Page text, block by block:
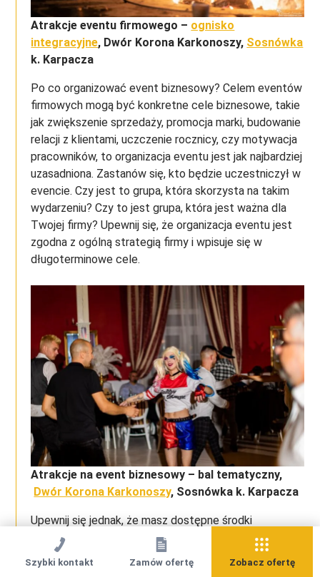
Atrakcje eventu firmowego – ognisko
integracyjne, Dwór Korona Karkonoszy, Sosnówka
k. Karpacza
Po co organizować event biznesowy? Celem eventów
firmowych mogą być konkretne cele biznesowe, takie
jak zwiększenie sprzedaży, promocja marki, budowanie
relacji z klientami, uczczenie rocznicy, czy motywacja
pracowników, to organizacja eventu jest jak najbardziej
uzasadniona. Zastanów się, kto będzie uczestniczył w
evencie. Czy jest to grupa, która skorzysta na takim
wydarzeniu? Czy to jest grupa, która jest ważna dla
Twojej firmy? Upewnij się, że organizacja eventu jest
zgodna z ogólną strategią firmy i wpisuje się w
długoterminowe cele.
Atrakcje na event biznesowy – bal tematyczny,
Dwór Korona Karkonoszy, Sosnówka k. Karpacza
Upewnij się jednak, że masz dostępne środki
finansowe na zorganizowanie eventu.
Imprezy firmowe
mogą być kosztowne, więc ważne jest, aby dokładnie
oszacować koszty i określić, czy są one
Szybki kontakt Zamów ofertę Zobacz ofertę